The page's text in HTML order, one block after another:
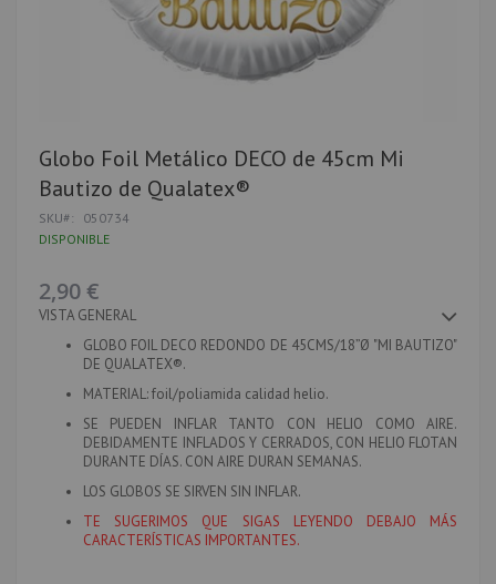
Saltar
al
comienzo
la
galería
imágenes
Globo Foil Metálico DECO de 45cm Mi
Bautizo de Qualatex®
SKU
050734
DISPONIBLE
2,90 €
VISTA GENERAL
GLOBO FOIL DECO REDONDO DE 45CMS/18”Ø "MI BAUTIZO"
DE QUALATEX®.
MATERIAL: foil/poliamida calidad helio.
SE PUEDEN INFLAR TANTO CON HELIO COMO AIRE.
DEBIDAMENTE INFLADOS Y CERRADOS, CON HELIO FLOTAN
DURANTE DÍAS. CON AIRE DURAN SEMANAS.
LOS GLOBOS SE SIRVEN SIN INFLAR.
TE SUGERIMOS QUE SIGAS LEYENDO DEBAJO MÁS
CARACTERÍSTICAS IMPORTANTES.